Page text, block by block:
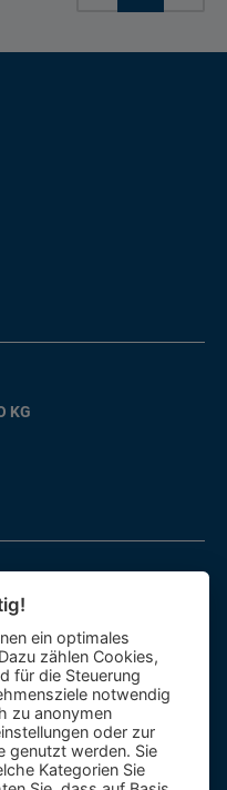
KG
ein optimales
zählen Cookies,
für die Steuerung
notwendig
zu anonymen
oder zur
genutzt werden. Sie
Kategorien Sie